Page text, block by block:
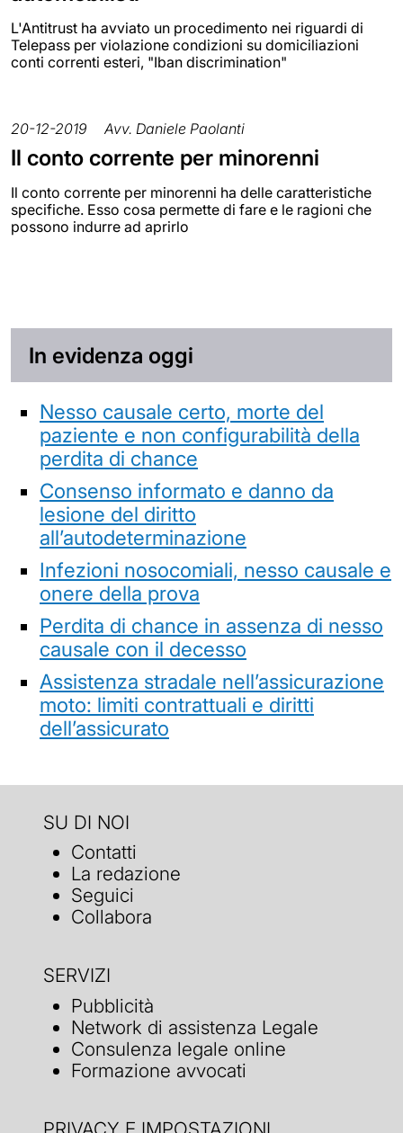
L'Antitrust ha avviato un procedimento nei riguardi di
Telepass per violazione condizioni su domiciliazioni
conti correnti esteri, "Iban discrimination"
20-12-2019 Avv. Daniele Paolanti
Il conto corrente per minorenni
Il conto corrente per minorenni ha delle caratteristiche
specifiche. Esso cosa permette di fare e le ragioni che
possono indurre ad aprirlo
In evidenza oggi
Nesso causale certo, morte del
paziente e non configurabilità della
perdita di chance
Consenso informato e danno da
lesione del diritto
all’autodeterminazione
Infezioni nosocomiali, nesso causale e
onere della prova
Perdita di chance in assenza di nesso
causale con il decesso
Assistenza stradale nell’assicurazione
moto: limiti contrattuali e diritti
dell’assicurato
SU DI NOI
Contatti
La redazione
Seguici
Collabora
SERVIZI
Pubblicità
Network di assistenza Legale
Consulenza legale online
Formazione avvocati